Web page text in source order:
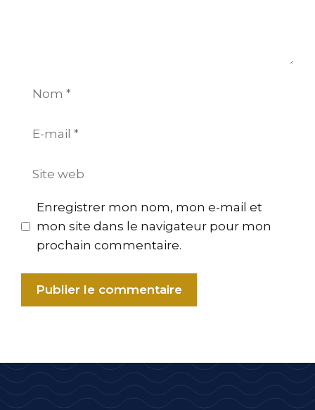
Nom
Site
Enregistrer mon nom, mon e-mail et
mon site dans le navigateur pour mon
prochain commentaire.